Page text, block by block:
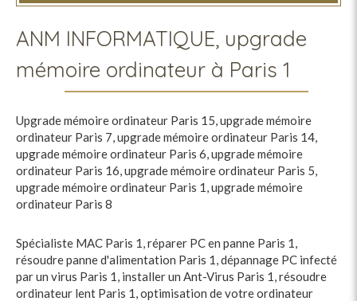
ANM INFORMATIQUE, upgrade
mémoire ordinateur à Paris 1
Upgrade mémoire ordinateur Paris 15,upgrade mémoire
ordinateur Paris 7,upgrade mémoire ordinateur Paris 14,
upgrade mémoire ordinateur Paris 6,upgrade mémoire
ordinateur Paris 16,upgrade mémoire ordinateur Paris 5,
upgrade mémoire ordinateur Paris 1,upgrade mémoire
ordinateur Paris 8
Spécialiste MAC Paris 1,réparer PC en panne Paris 1,
résoudre panne d'alimentation Paris 1,dépannage PC infecté
par un virus Paris 1, installer un Ant-Virus Paris 1,résoudre
ordinateur lent Paris 1,optimisation de votre ordinateur